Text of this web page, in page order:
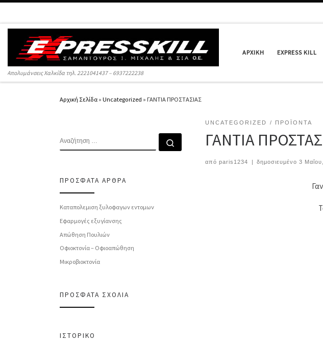
Απολυμάνσεις Χαλκίδα τηλ. 2221041437 – 6937222238
ΑΡΧΙΚΉ EXPRESS KILL
Αρχική Σελίδα » Uncategorized » ΓΑΝΤΙΑ ΠΡΟΣΤΑΣΙΑΣ
UNCATEGORIZED ΠΡΟΪΌΝΤΑ
ΓΑΝΤΙΑ
από paris1234 | δημοσιευμένο3
ΑΝΑΖΉΤΗΣΗ Αναζήτηση …
ΠΡΌΣΦΑΤΑ ΆΡΘΡΑ
Καταπολεμιση ξυλοφαγων εντομων
Εφαρμογές εξυγίανσης
Απώθηση Πουλιών
Οφιοκτονία – Οφιοαπώθηση
Μικροβιοκτονία
ΠΡΌΣΦΑΤΑ ΣΧΌΛΙΑ
ΙΣΤΟΡΙΚΌ